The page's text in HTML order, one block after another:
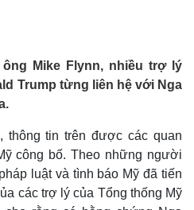
Mike Flynn, nhiều trợ lý
Trump từng liên hệ với Nga
, thông tin trên được các quan
công bố. Theo những người
luật và tình báo Mỹ đã tiến
các trợ lý của Tổng thống Mỹ